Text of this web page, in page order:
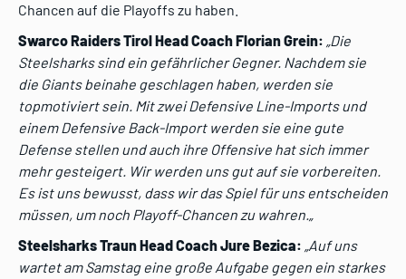
Chancen auf die Playoffs zu haben.
Swarco Raiders Tirol Head Coach Florian Grein: „Die
Steelsharks sind ein gefährlicher Gegner. Nachdem sie
die Giants beinahe geschlagen haben, werden sie
topmotiviert sein. Mit zwei Defensive Line-Imports und
einem Defensive Back-Import werden sie eine gute
Defense stellen und auch ihre Offensive hat sich immer
mehr gesteigert. Wir werden uns gut auf sie vorbereiten.
Es ist uns bewusst, dass wir das Spiel für uns entscheiden
müssen, um noch Playoff-Chancen zu wahren.„
Steelsharks Traun Head Coach Jure Bezica: „Auf uns
wartet am Samstag eine große Aufgabe gegen ein starkes